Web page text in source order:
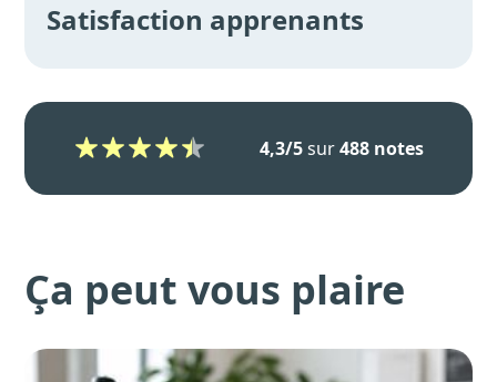
Satisfaction apprenants
4,3/5sur488 notes
Ça peut vous plaire